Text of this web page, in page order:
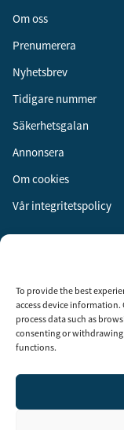
To provide the best
access device
process data such as
consenting or withdrawing
functions.
Om oss
Prenumerera
Nyhetsbrev
Tidigare nummer
Säkerhetsgalan
Annonsera
Om cookies
Vår integritetspolicy
Instagram
LinkedIn